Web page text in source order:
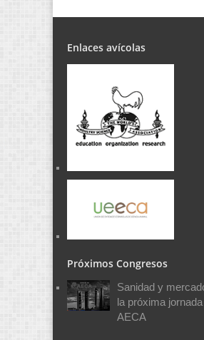
Enlaces avícolas
Próximos Congresos
Sanidad y
la próxima
AECA